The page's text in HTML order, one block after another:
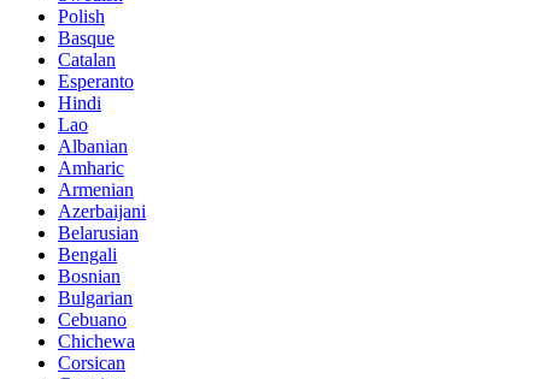
Polish
Basque
Catalan
Esperanto
Hindi
Lao
Albanian
Amharic
Armenian
Azerbaijani
Belarusian
Bengali
Bosnian
Bulgarian
Cebuano
Chichewa
Corsican